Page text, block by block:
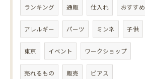
ランキング 通販 仕入れ おすすめ
アレルギー パーツ ミンネ 子供
東京 イベント ワークショップ
売れるもの 販売 ピアス